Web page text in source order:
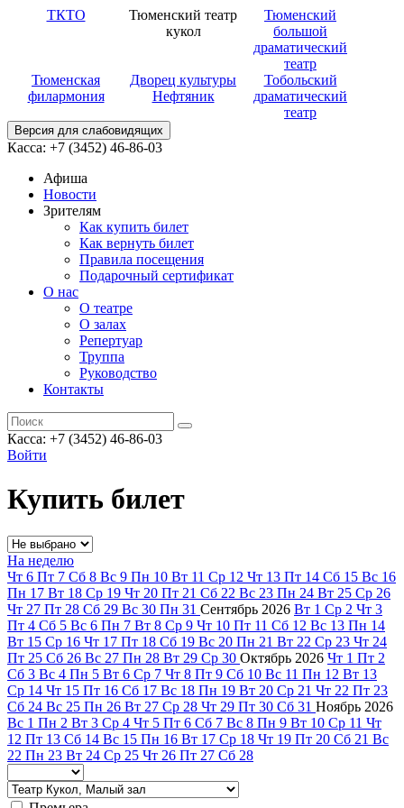
ТКТО
Тюменский театр
кукол
Тюменский
большой
драматический
театр
Тюменская
филармония
Дворец культуры
Нефтяник
Тобольский
драматический
театр
Версия для слабовидящих
Касса: +7 (3452) 46-86-03
Афиша
Новости
Зрителям
Как купить билет
Как вернуть билет
Правила посещения
Подарочный сертификат
О нас
О театре
О залах
Репертуар
Труппа
Руководство
Контакты
Касса: +7 (3452) 46-86-03
Войти
Купить билет
На неделю
Чт 6 Пт 7 Сб 8 Вс 9 Пн 10 Вт 11 Ср 12 Чт 13 Пт 14 Сб 15 Вс 16
Пн 17 Вт 18 Ср 19 Чт 20 Пт 21 Сб 22 Вс 23 Пн 24 Вт 25 Ср 26
Чт 27 Пт 28 Сб 29 Вс 30 Пн 31 Сентябрь 2026 Вт 1 Ср 2 Чт 3
Пт 4 Сб 5 Вс 6 Пн 7 Вт 8 Ср 9 Чт 10 Пт 11 Сб 12 Вс 13 Пн 14
Вт 15 Ср 16 Чт 17 Пт 18 Сб 19 Вс 20 Пн 21 Вт 22 Ср 23 Чт 24
Пт 25 Сб 26 Вс 27 Пн 28 Вт 29 Ср 30 Октябрь 2026 Чт 1 Пт 2
Сб 3 Вс 4 Пн 5 Вт 6 Ср 7 Чт 8 Пт 9 Сб 10 Вс 11 Пн 12 Вт 13
Ср 14 Чт 15 Пт 16 Сб 17 Вс 18 Пн 19 Вт 20 Ср 21 Чт 22 Пт 23
Сб 24 Вс 25 Пн 26 Вт 27 Ср 28 Чт 29 Пт 30 Сб 31 Ноябрь 2026
Вс 1 Пн 2 Вт 3 Ср 4 Чт 5 Пт 6 Сб 7 Вс 8 Пн 9 Вт 10 Ср 11 Чт
12 Пт 13 Сб 14 Вс 15 Пн 16 Вт 17 Ср 18 Чт 19 Пт 20 Сб 21 Вс
22 Пн 23 Вт 24 Ср 25 Чт 26 Пт 27 Сб 28